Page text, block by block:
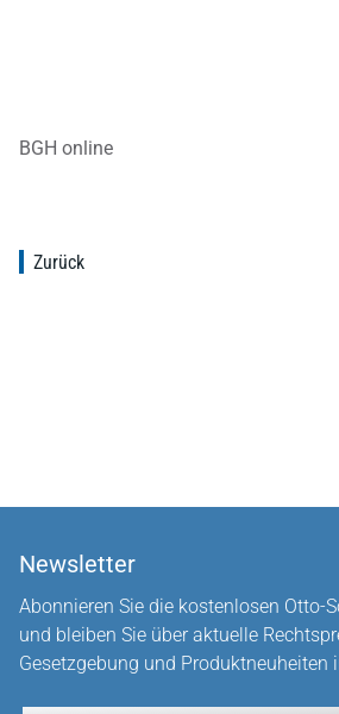
BGH online
Zurück
Newsletter
Abonnieren Sie die kostenlosen Otto-
und bleiben Sie über aktuelle
Gesetzgebung und Produktneuheiten